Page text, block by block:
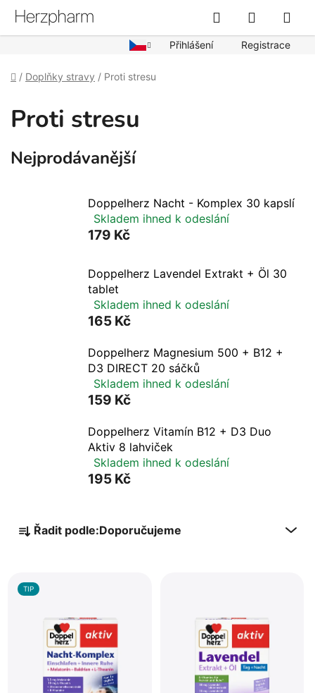
Přejít
obsah
Přihlášení Registrace
Hledat
KOŠÍK
Domů
/ Doplňky stravy / Proti stresu
Proti stresu
Nejprodávanější
Doppelherz Nacht - Komplex 30 kapslí
Skladem ihned k odeslání
179 Kč
Doppelherz Lavendel Extrakt + Öl 30
tablet
Skladem ihned k odeslání
165 Kč
Doppelherz Magnesium 500 + B12 +
D3 DIRECT 20 sáčků
Skladem ihned k odeslání
159 Kč
Doppelherz Vitamín B12 + D3 Duo
Aktiv 8 lahviček
Skladem ihned k odeslání
195 Kč
n
Řadit podle:Doporučujeme
ý TIP